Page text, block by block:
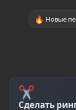
🔥 Новые
✂
Сделать